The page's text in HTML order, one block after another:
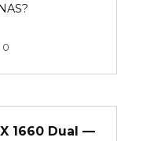
0
1660 Dual —